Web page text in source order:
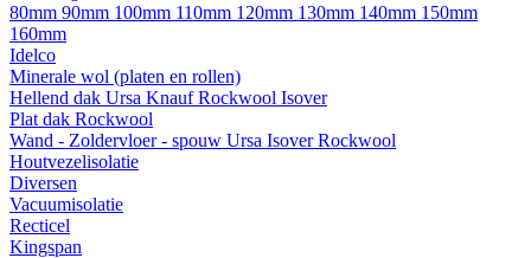
80mm 90mm 100mm 110mm 120mm 130mm 140mm 150mm
160mm
Idelco
Minerale wol (platen en rollen)
Hellend dak Ursa KnaufRockwool Isover
Plat dak Rockwool
Wand - Zoldervloer - spouw Ursa IsoverRockwool
Houtvezelisolatie
Diversen
Vacuumisolatie
Recticel
Kingspan